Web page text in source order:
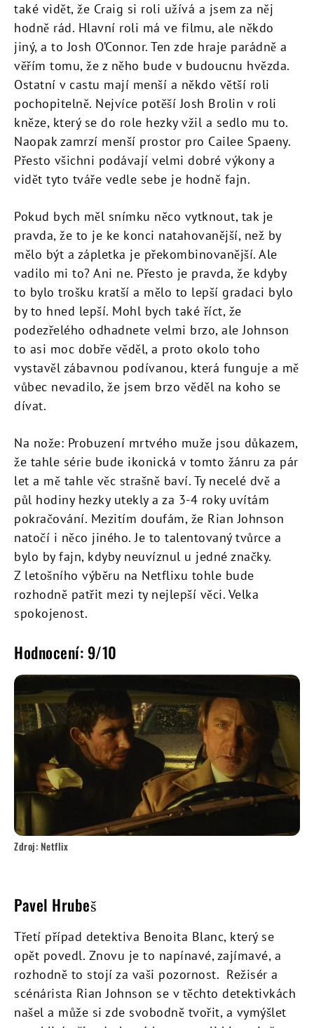
také vidět, že Craig si roli užívá a jsem za něj
hodně rád. Hlavní roli má ve filmu, ale někdo
jiný, a to Josh O’Connor. Ten zde hraje parádně a
věřím tomu, že z něho bude v budoucnu hvězda.
Ostatní v castu mají menší a někdo větší roli
pochopitelně. Nejvíce potěší Josh Brolin v roli
kněze, který se do role hezky vžil a sedlo mu to.
Naopak zamrzí menší prostor pro Cailee Spaeny.
Přesto všichni podávají velmi dobré výkony a
vidět tyto tváře vedle sebe je hodně fajn.
Pokud bych měl snímku něco vytknout, tak je
pravda, že to je ke konci natahovanější, než by
mělo být a zápletka je překombinovanější. Ale
vadilo mi to? Ani ne. Přesto je pravda, že kdyby
to bylo trošku kratší a mělo to lepší gradaci bylo
by to hned lepší. Mohl bych také říct, že
podezřelého odhadnete velmi brzo, ale Johnson
to asi moc dobře věděl, a proto okolo toho
vystavěl zábavnou podívanou, která funguje a mě
vůbec nevadilo, že jsem brzo věděl na koho se
dívat.
Na nože: Probuzení mrtvého muže jsou důkazem,
že tahle série bude ikonická v tomto žánru za pár
let a mě tahle věc strašně baví. Ty necelé dvě a
půl hodiny hezky utekly a za 3-4 roky uvítám
pokračování. Mezitím doufám, že Rian Johnson
natočí i něco jiného. Je to talentovaný tvůrce a
bylo by fajn, kdyby neuvíznul u jedné značky.
Z letošního výběru na Netflixu tohle bude
rozhodně patřit mezi ty nejlepší věci. Velka
spokojenost.
Hodnocení: 9/10
Zdroj: Netflix
Pavel Hrubeš
Třetí případ detektiva Benoita Blanc, který se
opět povedl. Znovu je to napínavé, zajímavé, a
rozhodně to stojí za vaši pozornost. Režisér a
scénárista Rian Johnson se v těchto detektivkách
našel a může si zde svobodně tvořit, a vymýšlet